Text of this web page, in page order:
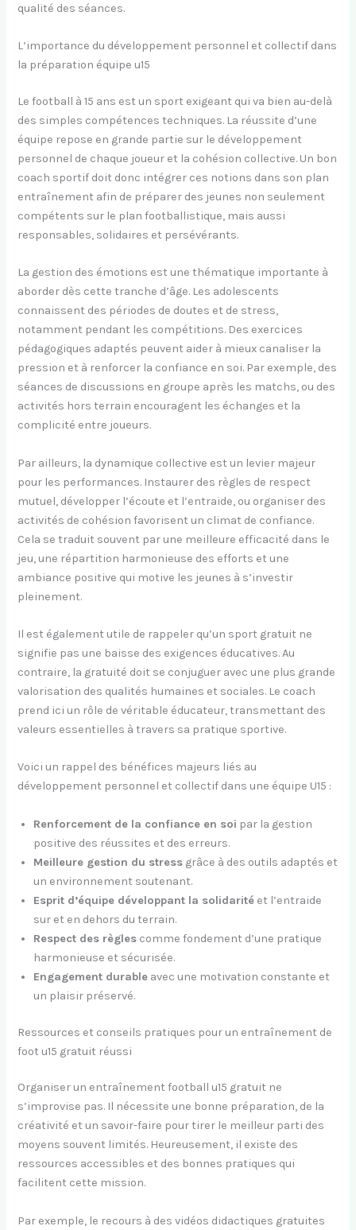
qualité des séances.
L’importance du développement personnel et collectif dans
la préparation équipe u15
Le football à 15 ans est un sport exigeant qui va bien au-delà
des simples compétences techniques. La réussite d’une
équipe repose en grande partie sur le développement
personnel de chaque joueur et la cohésion collective. Un bon
coach sportif doit donc intégrer ces notions dans son plan
entraînement afin de préparer des jeunes non seulement
compétents sur le plan footballistique, mais aussi
responsables, solidaires et persévérants.
La gestion des émotions est une thématique importante à
aborder dès cette tranche d’âge. Les adolescents
connaissent des périodes de doutes et de stress,
notamment pendant les compétitions. Des exercices
pédagogiques adaptés peuvent aider à mieux canaliser la
pression et à renforcer la confiance en soi. Par exemple, des
séances de discussions en groupe après les matchs, ou des
activités hors terrain encouragent les échanges et la
complicité entre joueurs.
Par ailleurs, la dynamique collective est un levier majeur
pour les performances. Instaurer des règles de respect
mutuel, développer l’écoute et l’entraide, ou organiser des
activités de cohésion favorisent un climat de confiance.
Cela se traduit souvent par une meilleure efficacité dans le
jeu, une répartition harmonieuse des efforts et une
ambiance positive qui motive les jeunes à s’investir
pleinement.
Il est également utile de rappeler qu’un sport gratuit ne
signifie pas une baisse des exigences éducatives. Au
contraire, la gratuité doit se conjuguer avec une plus grande
valorisation des qualités humaines et sociales. Le coach
prend ici un rôle de véritable éducateur, transmettant des
valeurs essentielles à travers sa pratique sportive.
Voici un rappel des bénéfices majeurs liés au
développement personnel et collectif dans une équipe U15 :
Renforcement de la confiance en soi par la gestion
positive des réussites et des erreurs.
Meilleure gestion du stress grâce à des outils adaptés et
un environnement soutenant.
Esprit d’équipe développant la solidarité et l’entraide
sur et en dehors du terrain.
Respect des règles comme fondement d’une pratique
harmonieuse et sécurisée.
Engagement durable avec une motivation constante et
un plaisir préservé.
Ressources et conseils pratiques pour un entraînement de
foot u15 gratuit réussi
Organiser un entraînement football u15 gratuit ne
s’improvise pas. Il nécessite une bonne préparation, de la
créativité et un savoir-faire pour tirer le meilleur parti des
moyens souvent limités. Heureusement, il existe des
ressources accessibles et des bonnes pratiques qui
facilitent cette mission.
Par exemple, le recours à des vidéos didactiques gratuites